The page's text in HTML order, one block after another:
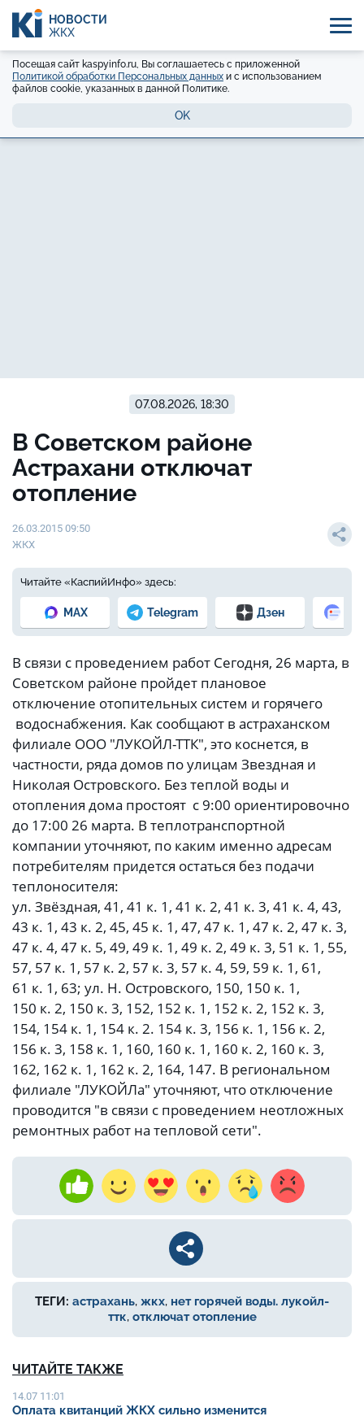
НОВОСТИ
ЖКХ
Посещая сайт kaspyinfo.ru, Вы соглашаетесь с приложенной
Политикой обработки Персональных данных и с использованием
файлов cookie, указанных в данной Политике.
OK
07.08.2026, 18:30
В Советском районе
Астрахани отключат
отопление
26.03.2015 09:50
ЖКХ
Читайте «КаспийИнфо» здесь:
MAX Telegram Дзен
В связи с проведением работ Сегодня, 26 марта, в
Советском районе пройдет плановое
отключение отопительных систем и горячего
водоснабжения. Как сообщают в астраханском
филиале ООО "ЛУКОЙЛ-ТТК", это коснется, в
частности, ряда домов по улицам Звездная и
Николая Островского. Без теплой воды и
отопления дома простоят с 9:00 ориентировочно
до 17:00 26 марта. В теплотранспортной
компании уточняют, по каким именно адресам
потребителям придется остаться без подачи
теплоносителя:
ул. Звёздная, 41, 41 к. 1, 41 к. 2, 41 к. 3, 41 к. 4, 43,
43 к. 1, 43 к. 2, 45, 45 к. 1, 47, 47 к. 1, 47 к. 2, 47 к. 3,
47 к. 4, 47 к. 5, 49, 49 к. 1, 49 к. 2, 49 к. 3, 51 к. 1, 55,
57, 57 к. 1, 57 к. 2, 57 к. 3, 57 к. 4, 59, 59 к. 1, 61,
61 к. 1, 63; ул. Н. Островского, 150, 150 к. 1,
150 к. 2, 150 к. 3, 152, 152 к. 1, 152 к. 2, 152 к. 3,
154, 154 к. 1, 154 к. 2. 154 к. 3, 156 к. 1, 156 к. 2,
156 к. 3, 158 к. 1, 160, 160 к. 1, 160 к. 2, 160 к. 3,
162, 162 к. 1, 162 к. 2, 164, 147. В региональном
филиале "ЛУКОЙЛа" уточняют, что отключение
проводится "в связи с проведением неотложных
ремонтных работ на тепловой сети".
ТЕГИ: астрахань, жкх, нет горячей воды. лукойл-
ттк, отключат отопление
ЧИТАЙТЕ ТАКЖЕ
14.07 11:01
Оплата квитанций ЖКХ сильно изменится